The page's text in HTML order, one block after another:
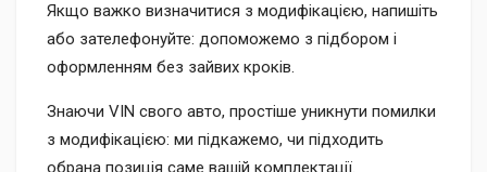
Якщо важко визначитися з модифікацією, напишіть
або зателефонуйте: допоможемо з підбором і
оформленням без зайвих кроків.
Знаючи VIN свого авто, простіше уникнути помилки
з модифікацією: ми підкажемо, чи підходить
обрана позиція саме вашій комплектації.